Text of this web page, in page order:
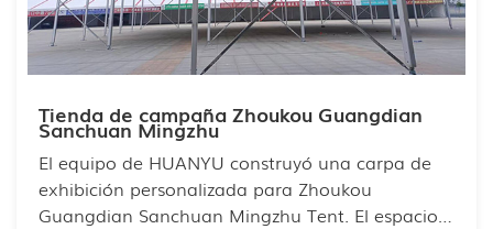
Tienda de campaña Zhoukou Guangdian
Sanchuan Mingzhu
El equipo de HUANYU construyó una carpa de
exhibición personalizada para Zhoukou
Guangdian Sanchuan Mingzhu Tent. El espacio